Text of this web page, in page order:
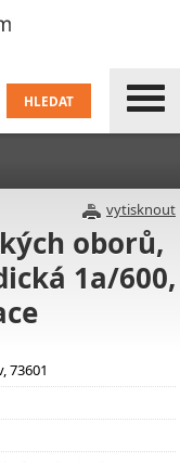
vytisknout
oborů,
1a/600,
73601